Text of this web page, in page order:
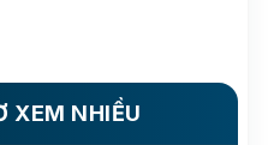
XEM NHIỀU